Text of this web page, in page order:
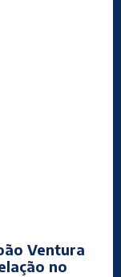
Ventura
no